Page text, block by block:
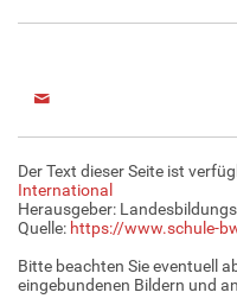
Der Text dieser Seite ist
International
Herausgeber:
Quelle: https://www.schule-
Bitte beachten Sie eventuell
eingebundenen Bildern und